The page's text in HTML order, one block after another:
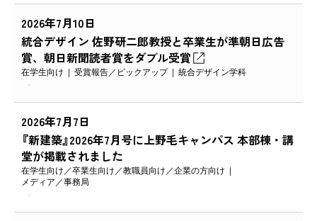
2026年7月10日
統合デザイン 佐野研二郎教授と卒業生が準朝日広告
賞、朝日新聞読者賞をダブル受賞
在学生向け 受賞報告 ピックアップ 統合デザイン学科
2026年7月7日
『新建築』2026年7月号に上野毛キャンパス 本部棟・講
堂が掲載されました
在学生向け 卒業生向け 教職員向け
企業の方向け
メディア
事務局